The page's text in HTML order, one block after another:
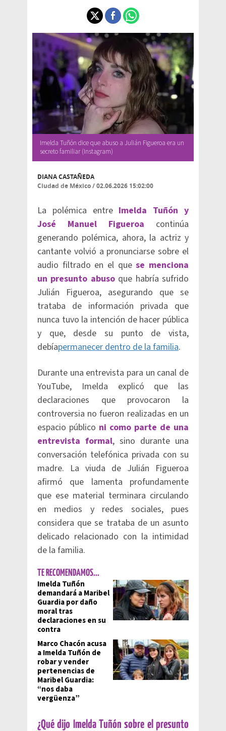
Imelda Tuñón dice que abuso a Julián Figueroa era un
secreto familiar (Instagram)
DIANA CASTAÑEDA
Ciudad de México/02.06.2026 15:02:00
La polémica entre Imelda Tuñón y
José Manuel Figueroa continúa
generando polémica, ahora, la actriz y
cantante volvió a pronunciarse sobre el
audio filtrado en el quese menciona
un presunto abuso que habría sufrido
Julián Figueroa, asegurando que se
trataba de información privada que
nunca tuvo la intención de hacer pública
y que, desde su punto de vista,
debíapermanecer dentro de la familia.
Durante una entrevista para un canal de
YouTube, Imelda explicó que las
declaraciones que provocaron la
controversia no fueron realizadas en un
espacio público ni como parte de una
entrevista formal, sino durante una
conversación telefónica privada con su
madre. La viuda de Julián Figueroa
afirmó que lamenta profundamente
que ese material terminara circulando
en medios y redes sociales, pues
considera que se trataba de un asunto
delicado relacionado con la intimidad
de la familia.
TE RECOMENDAMOS...
Imelda Tuñón
demandará a Maribel
Guardia por daño
moral tras
declaraciones en su
contra
Marco Chacón acusa
a Imelda Tuñón de
robar y vender
pertenencias de
Maribel Guardia:
“nos daba
vergüenza”
¿Qué dijo Imelda Tuñón sobre el presunto